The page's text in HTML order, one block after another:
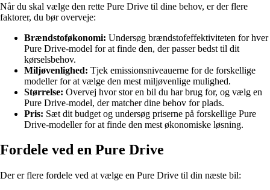
Når du skal vælge den rette Pure Drive til dine behov, er der flere
faktorer, du bør overveje:
Brændstoføkonomi: Undersøg brændstofeffektiviteten for hver
Pure Drive-model for at finde den, der passer bedst til dit
kørselsbehov.
Miljøvenlighed: Tjek emissionsniveauerne for de forskellige
modeller for at vælge den mest miljøvenlige mulighed.
Størrelse: Overvej hvor stor en bil du har brug for, og vælg en
Pure Drive-model, der matcher dine behov for plads.
Pris: Sæt dit budget og undersøg priserne på forskellige Pure
Drive-modeller for at finde den mest økonomiske løsning.
Fordele ved en Pure Drive
Der er flere fordele ved at vælge en Pure Drive til din næste bil: